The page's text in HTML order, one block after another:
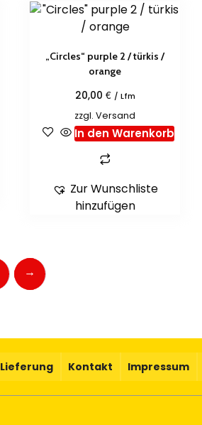
„Circles“ purple 2 / türkis /
orange
20,00 € / Lfm
zzgl.Versand
In den Warenkorb
Zur Wunschliste
hinzufügen
→
Kontakt Impressum